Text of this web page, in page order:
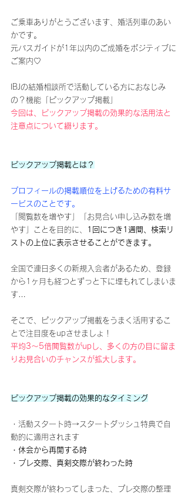
ご乗車ありがとうございます、婚活列車のあい
かです。
元バスガイドが1年以内のご成婚をポジティブに
ご案内♡
IBJの結婚相談所で活動している方におなじみ
の？機能「ピックアップ掲載」
今回は、ピックアップ掲載の効果的な活用法と
注意点について綴ります。
ピックアップ掲載とは？
プロフィールの掲載順位を上げるための有料サ
ービスのことです。
「閲覧数を増やす」「お見合い申し込み数を増
やす」ことを目的に、
1回につき1週間、検索リ
ストの上位に表示させることができます。
全国で連日多くの新規入会者があるため、登録
から1ヶ月も経つとずっと下に埋もれてしまいま
す…
そこで、ピックアップ掲載をうまく活用するこ
とで注目度をupさせましょ！
平均3～5倍閲覧数がupし、多くの方の目に留ま
りお見合いのチャンスが拡大します。
ピックアップ掲載の効果的なタイミング
・活動スタート時→スタートダッシュ特典で自
動的に適用されます
・休会から再開する時
・プレ交際、真剣交際が終わった時
真剣交際が終わってしまった、プレ交際の整理